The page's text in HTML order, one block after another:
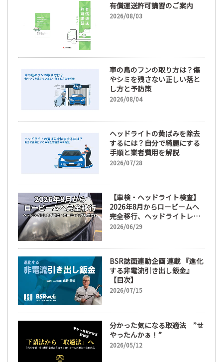
有償運送許可講習のご案内
2026/08/03
車の鳥のフンの取り方は？傷
やシミを残さない正しい落と
し方と予防策
2026/08/04
ヘッドライトの黄ばみを除去
するには？自分で綺麗にする
手順と業者費用を解説
2026/07/28
【車検・ヘッドライト検査】
2026年8月からロービームへ
完全移行、ヘッドライトレン
ズ磨き・コーティングも重要
2026/06/29
BSR誌面連動企画 連載 『進化
する非電流引き出し鈑金』
【目次】
2026/07/15
分かった気になる取適法 ”せ
やったんかぁ！”
2026/05/12